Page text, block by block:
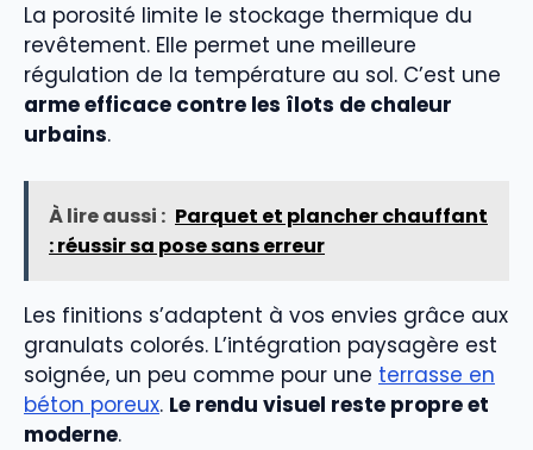
La porosité limite le stockage thermique du
revêtement. Elle permet une meilleure
régulation de la température au sol. C’est une
arme efficace contre les îlots de chaleur
urbains.
À lire aussi : Parquet et plancher chauffant
: réussir sa pose sans erreur
Les finitions s’adaptent à vos envies grâce aux
granulats colorés. L’intégration paysagère est
soignée, un peu comme pour une terrasse en
béton poreux. Le rendu visuel reste propre et
moderne.